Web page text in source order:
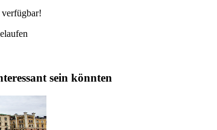
verfügbar!
sein könnten